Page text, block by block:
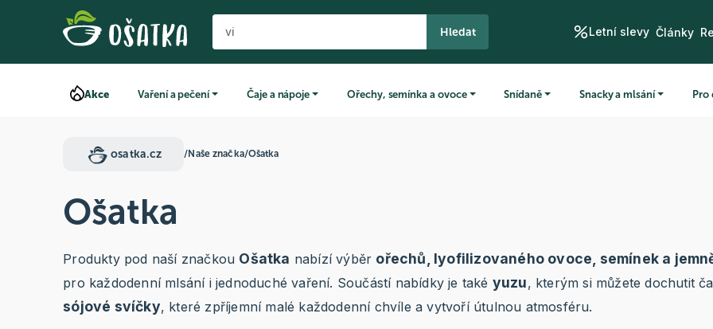
Hledat Letní slevy Články
Akce Vaření a pečení Čaje a nápoje Ořechy, semínka a ovoce Snídaně Snacky a mlsání Pro
osatka.cz /Naše značka/Ošatka
Ošatka
Produkty pod naší značkou Ošatka nabízí výběr ořechů, lyofilizovaného ovoce, semínek a
pro každodenní mlsání i jednoduché vaření. Součástí nabídky je také yuzu, kterým si můžete dochutit
sójové svíčky, které zpříjemní malé každodenní chvíle a vytvoří útulnou atmosféru.